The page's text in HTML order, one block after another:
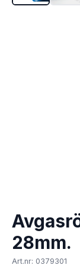
28mm.
Art.nr: 0379301